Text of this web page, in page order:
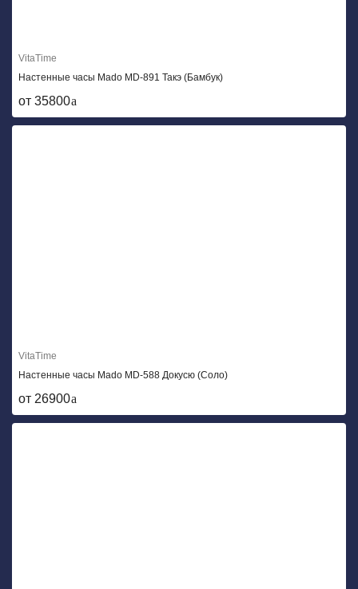
VitaTime
Настенные часы Mado MD-891 Такэ (Бамбук)
от 35800
VitaTime
Настенные часы Mado MD-588 Докусю (Соло)
от 26900